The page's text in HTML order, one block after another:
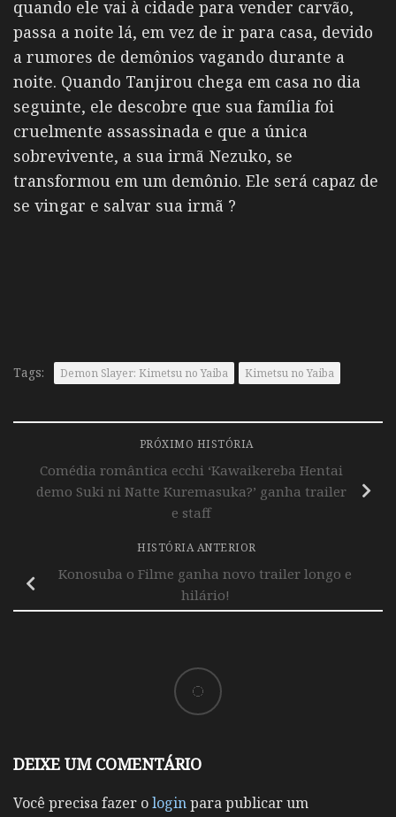
quando ele vai à cidade para vender carvão,
passa a noite lá, em vez de ir para casa, devido
a rumores de demônios vagando durante a
noite. Quando Tanjirou chega em casa no dia
seguinte, ele descobre que sua família foi
cruelmente assassinada e que a única
sobrevivente, a sua irmã Nezuko, se
transformou em um demônio. Ele será capaz de
se vingar e salvar sua irmã ?
Tags: Demon Slayer: Kimetsu no Yaiba Kimetsu no Yaiba
PRÓXIMO HISTÓRIA
Comédia romântica ecchi ‘Kawaikereba Hentai
demo Suki ni Natte Kuremasuka?’ ganha trailer
e staff
HISTÓRIA ANTERIOR
Konosuba o Filme ganha novo trailer longo e
hilário!
DEIXE UM COMENTÁRIO
Você precisa fazer ologinpara publicar um